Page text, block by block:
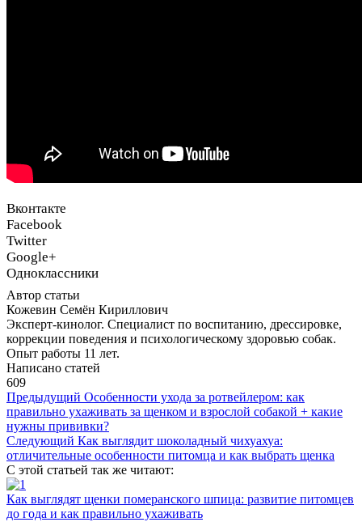
Вконтакте
Facebook
Twitter
Google+
Одноклассники
Автор статьи
Кожевин Семён Кириллович
Эксперт-кинолог. Специалист по воспитанию, дрессировке,
коррекции поведения и психологическому здоровью собак.
Опыт работы 11 лет.
Написано статей
609
Предыдущий Особенности ухода за ротвейлером: как
правильно ухаживать за щенком и взрослой собакой + какие
нужны прививки?
Следующий Как выглядит шоколадный чихуахуа:
отличительные особенности питомца и как выбрать щенка
С этой статьей так же читают:
Как выглядят щенки померанского шпица: развитие питомцев
до года и как правильно ухаживать